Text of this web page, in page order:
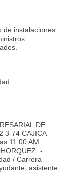
instalaciones.
DE
3-74 CAJICA
11:00 AM
-
/ Carrera
asistente,